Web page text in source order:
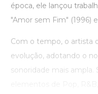
época, ele lançou
"Amor sem Fim" (1996)
Com o tempo, o artista
evolução, adotando o
sonoridade mais ampla.